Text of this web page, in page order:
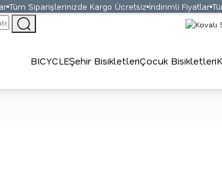
Tüm Siparişlerinizde Kargo Ücretsiz İndirimli Fiyatlar
BICYCLEŞehir BisikletleriÇocuk Bisikletleri